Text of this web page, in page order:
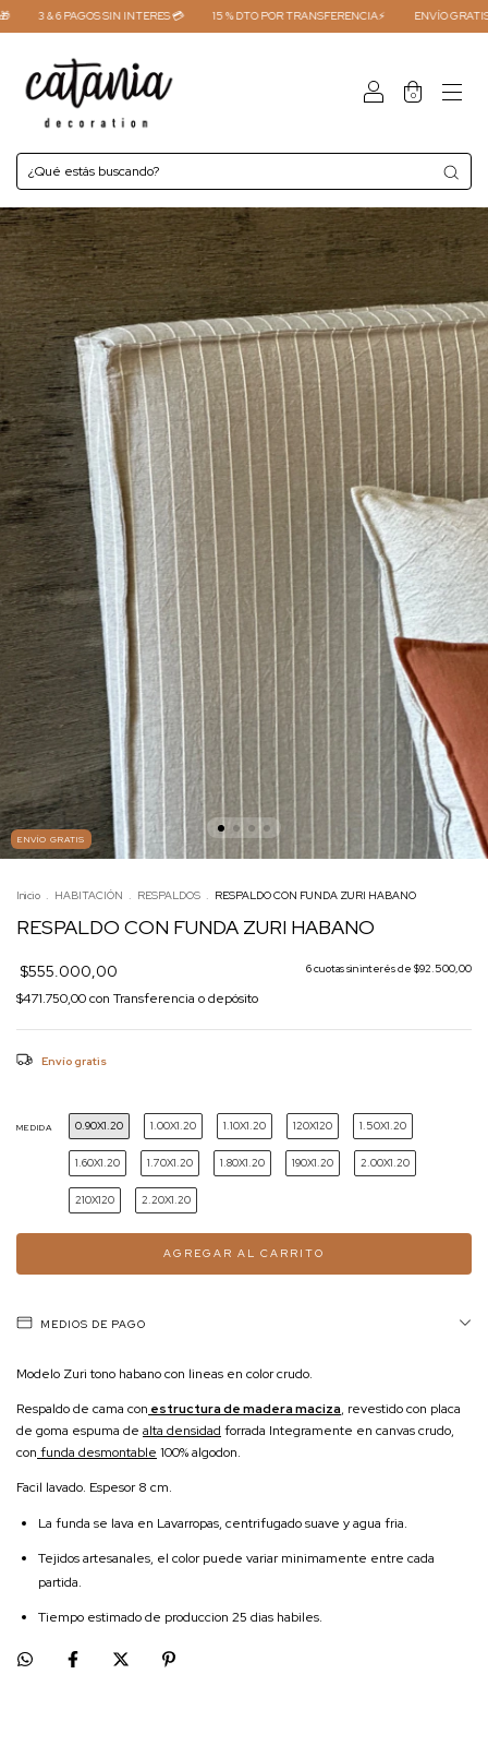
3 & 6 PAGOS SIN INTERES 💳 15 % DTO POR TRANSFERENCIA⚡ ENVÍO GRATIS
0
ENVÍO GRATIS
Inicio HABITACIÓN RESPALDOS RESPALDO CON FUNDA ZURI HABANO
RESPALDO CON FUNDA ZURI HABANO
$555.000,00 6cuotas sin interés de $92.500,00
$471.750,00con Transferencia o depósito
Envío gratis
MEDIDA 0.90X1.20 1.00X1.20 1.10X1.20 120X120 1.50X1.20
1.60X1.20 1.70X1.20 1.80X1.20 190X1.20 2.00X1.20
210X120 2.20X1.20
MEDIOS DE PAGO
Modelo Zuri tono habano con lineas en color crudo.
Respaldo de cama con estructura de madera maciza, revestido con placa
de goma espuma de alta densidad forrada Integramente en canvas crudo,
con funda desmontable 100% algodon.
Facil lavado. Espesor 8 cm.
La funda se lava en Lavarropas, centrifugado suave y agua fria.
Tejidos artesanales, el color puede variar minimamente entre cada
partida.
Tiempo estimado de produccion 25 dias habiles.